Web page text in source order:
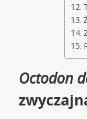
Octodon